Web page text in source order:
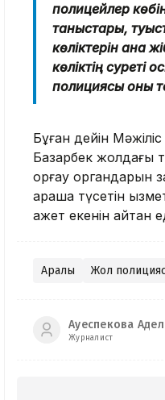
полицейлер
таныстары,
көліктерін ғана
көліктің суреті
полициясы оны
Бұған дейін
Базарбек жолдағы
қорғау органдарын
араша түсетін
қажет екенін айтқан
Арқалық Жол
Ауеспекова
Журналист